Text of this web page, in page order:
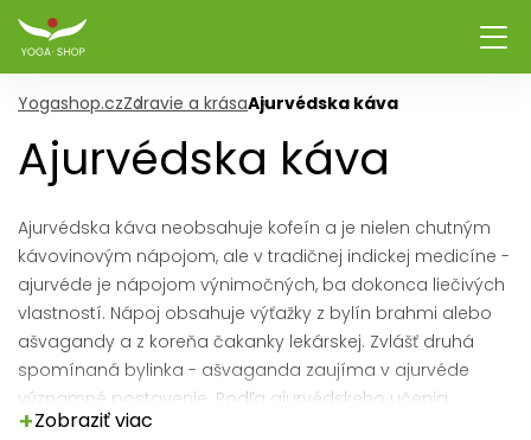
Yogashop.czZdravie a krásaAjurvédska káva
Ajurvédska káva
Ajurvédska káva neobsahuje kofeín a je nielen chutným
kávovinovým nápojom, ale v tradičnej indickej medicíne -
ajurvéde je nápojom výnimočných, ba dokonca liečivých
vlastností. Nápoj obsahuje výťažky z bylín brahmi alebo
ašvagandy a z koreňa čakanky lekárskej. Zvlášť druhá
spomínaná bylinka - ašvaganda zaujíma v ajurvéde
významné postavenie. Podľa ajurvédskeho učenia
pomáha vyplaviť toxíny a nečistoty z organizmu.
+Zobraziť viac